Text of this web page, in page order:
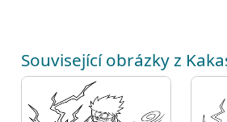
Související obrázky z